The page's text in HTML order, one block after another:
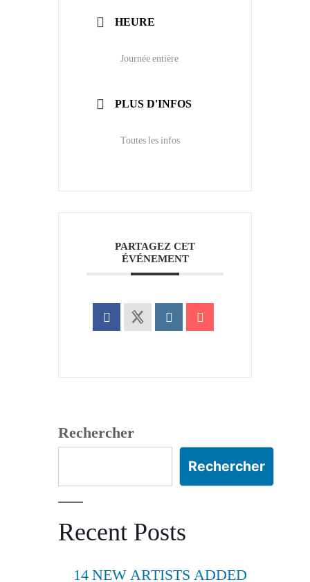
HEURE
Journée entière
PLUS D'INFOS
Toutes les infos
PARTAGEZ CET
ÉVÉNEMENT
Rechercher
Rechercher
Recent Posts
14 NEW ARTISTS ADDED